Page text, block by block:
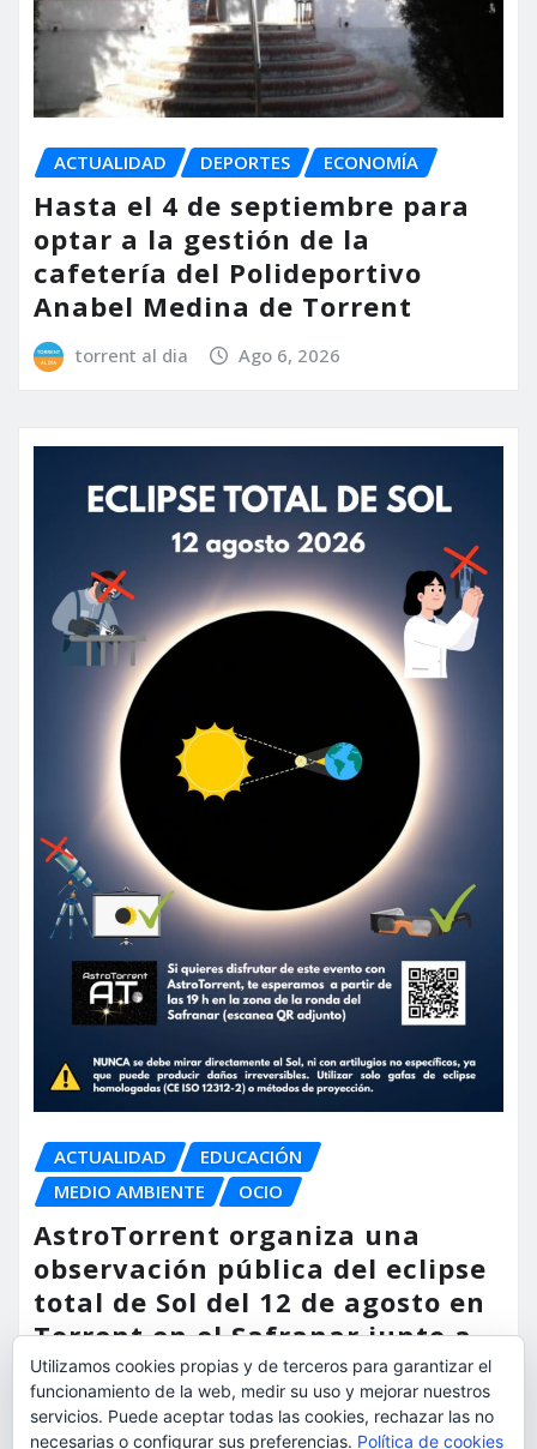
ACTUALIDAD DEPORTES ECONOMÍA
Hasta el 4 de septiembre para
optar a la gestión de la
cafetería del Polideportivo
Anabel Medina de Torrent
torrent al dia Ago 6, 2026
ACTUALIDAD
EDUCACIÓN
MEDIO AMBIENTE
OCIO
AstroTorrent organiza una
observación pública del eclipse
total de Sol del 12 de agosto en
Torrent en el Safranar junto a
las vías del AVE
torrent al dia Ago 5, 2026
Utilizamos cookies propias y de terceros para garantizar el
funcionamiento de la web, medir su uso y mejorar nuestros
servicios. Puede aceptar todas las cookies, rechazar las no
necesarias o configurar sus preferencias. Política de cookies